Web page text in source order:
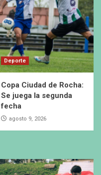
Deporte
Copa Ciudad de Rocha:
Se juega la segunda
fecha
agosto 9, 2026